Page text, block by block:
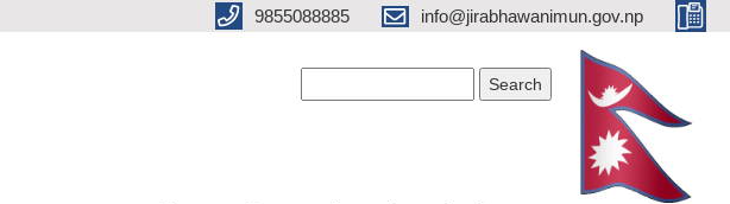
9855088885 info@jirabhawanimun.gov.np